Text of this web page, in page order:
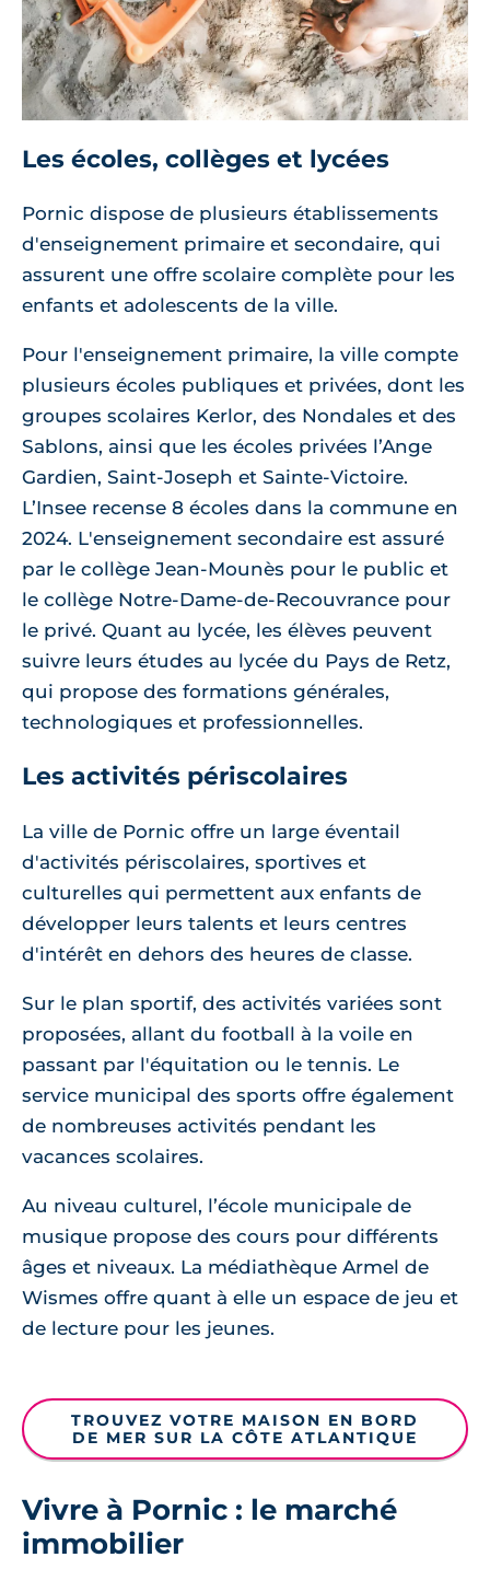
Les écoles, collèges et lycées
Pornic dispose de plusieurs établissements
d'enseignement primaire et secondaire, qui
assurent une offre scolaire complète pour les
enfants et adolescents de la ville.
Pour l'enseignement primaire, la ville compte
plusieurs écoles publiques et privées, dont les
groupes scolaires Kerlor, des Nondales et des
Sablons, ainsi que les écoles privées l’Ange
Gardien, Saint-Joseph et Sainte-Victoire.
L’Insee recense 8 écoles dans la commune en
2024. L'enseignement secondaire est assuré
par le collège Jean-Mounès pour le public et
le collège Notre-Dame-de-Recouvrance pour
le privé. Quant au lycée, les élèves peuvent
suivre leurs études au lycée du Pays de Retz,
qui propose des formations générales,
technologiques et professionnelles.
Les activités périscolaires
La ville de Pornic offre un large éventail
d'activités périscolaires, sportives et
culturelles qui permettent aux enfants de
développer leurs talents et leurs centres
d'intérêt en dehors des heures de classe.
Sur le plan sportif, des activités variées sont
proposées, allant du football à la voile en
passant par l'équitation ou le tennis. Le
service municipal des sports offre également
de nombreuses activités pendant les
vacances scolaires.
Au niveau culturel, l’école municipale de
musique propose des cours pour différents
âges et niveaux. La médiathèque Armel de
Wismes offre quant à elle un espace de jeu et
de lecture pour les jeunes.
TROUVEZ VOTRE MAISON EN BORD
DE MER SUR LA CÔTE ATLANTIQUE
Vivre à Pornic : le marché
immobilier